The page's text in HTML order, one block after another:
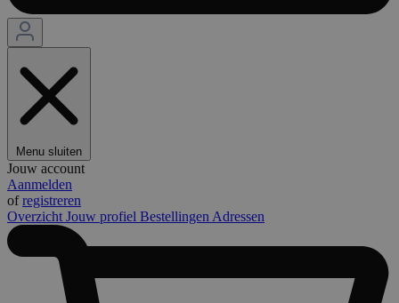
Menu sluiten
Jouw account
Aanmelden
ofregistreren
Overzicht Jouw profiel Bestellingen Adressen